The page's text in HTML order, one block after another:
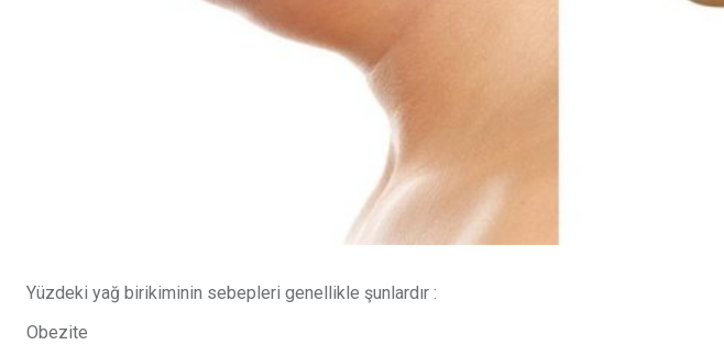
Yüzdeki yağ birikiminin sebepleri genellikle şunlardır :
Obezite